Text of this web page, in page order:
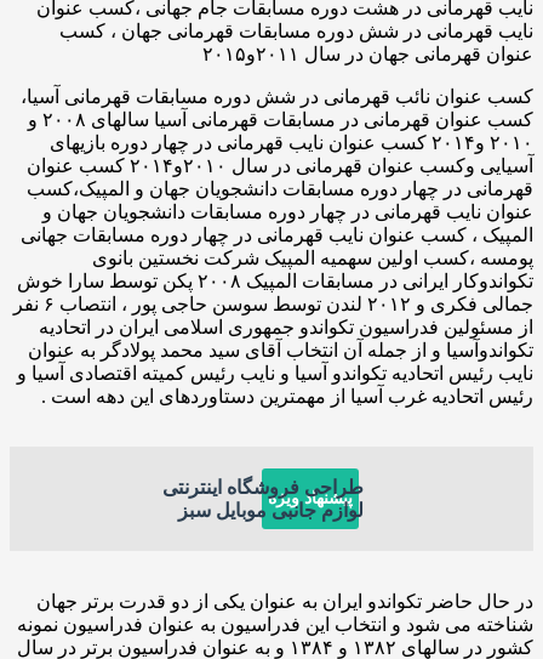
در هشت دوره مسابقات جام جهانی ،کسب عنوان
در شش دوره مسابقات قهرمانی جهان ، کسب
جهان در سال ۲۰۱۱و۲۰۱۵
نائب قهرمانی در شش دوره مسابقات قهرمانی آسیا،
کسب عنوان قهرمانی در مسابقات قهرمانی آسیا سالهای ۲۰۰۸ و
۲۰۱۰ و۲۰۱۴ کسب عنوان نایب قهرمانی در چهار دوره بازیهای
آسیایی وکسب عنوان قهرمانی در سال ۲۰۱۰و۲۰۱۴ کسب عنوان
در چهار دوره مسابقات دانشجویان جهان و المپیک،کسب
قهرمانی در چهار دوره مسابقات دانشجویان جهان و
، کسب عنوان نایب قهرمانی در چهار دوره مسابقات جهانی
اولین سهمیه المپیک شرکت نخستین بانوی
تکواندوکار ایرانی در مسابقات المپیک ۲۰۰۸ پکن توسط سارا خوش
جمالی فکری و ۲۰۱۲ لندن توسط سوسن حاجی پور ، انتصاب ۶ نفر
فدراسیون تکواندو جمهوری اسلامی ایران در اتحادیه
و از جمله آن انتخاب آقای سید محمد پولادگر به عنوان
اتحادیه تکواندو آسیا و نایب رئیس کمیته اقتصادی آسیا و
غرب آسیا از مهمترین دستاوردهای این دهه است .
پیشنهاد ویژه
طراحی فروشگاه اینترنتی
لوازم جانبی موبایل سبز
تکواندو ایران به عنوان یکی از دو قدرت برتر جهان
می شود و انتخاب این فدراسیون به عنوان فدراسیون نمونه
کشور در سالهای ۱۳۸۲ و ۱۳۸۴ و به عنوان فدراسیون برتر در سال